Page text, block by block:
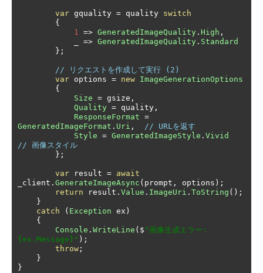
var gquality = quality switch
{
1 => GeneratedImageQuality . High ,
=> GeneratedImageQuality . Standard
};
// リクエストを作成して実行 (2)
var options = new ImageGenerationOptions
{
Size = gsize ,
Quality = quality ,
ResponseFormat =
GeneratedImageFormat . Uri ,
// URLを返す
Style = GeneratedImageStyle . Vivid
// 画像スタイル
};
var result = await
_client . GenerateImageAsync ( prompt , options );
return result . Value . ImageUri . ToString ();
}
catch
( Exception ex )
{
Console . WriteLine ( $ "画像生成エラー:
{ex.Message}" );
throw ;
}
}